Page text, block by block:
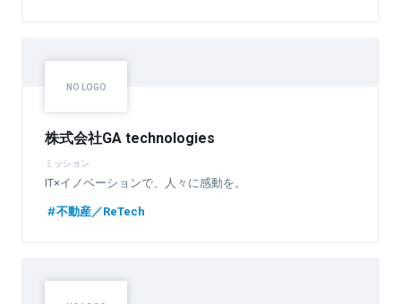
株式会社GA technologies
ミッション
IT×イノベーションで、人々に感動を。
不動産／ReTech